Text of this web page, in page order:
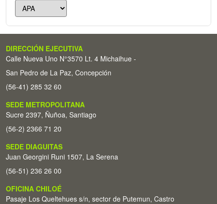
DIRECCIÓN EJECUTIVA
Calle Nueva Uno N°3570 Lt. 4 Michaihue -
San Pedro de La Paz, Concepción
(56-41) 285 32 60
SEDE METROPOLITANA
Sucre 2397, Ñuñoa, Santiago
(56-2) 2366 71 20
SEDE DIAGUITAS
Juan Georgini Runi 1507, La Serena
(56-51) 236 26 00
OFICINA CHILOÉ
Pasaje Los Queltehues s/n, sector de Putemun, Castro